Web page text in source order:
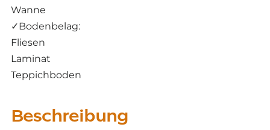
Wanne
✓Bodenbelag:
Fliesen
Laminat
Teppichboden
Beschreibung